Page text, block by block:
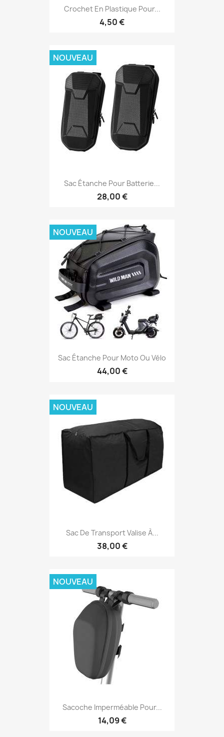
Crochet En Plastique Pour...
4,50 €
Sac Étanche Pour Batterie...
28,00 €
NOUVEAU
Sac Étanche Pour Moto Ou Vélo
44,00 €
NOUVEAU
Sac De Transport Valise À...
38,00 €
NOUVEAU
Sacoche Imperméable Pour...
14,09 €
NOUVEAU